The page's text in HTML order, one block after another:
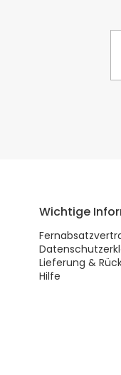
Wichtige
Lieferung &
Hilfe